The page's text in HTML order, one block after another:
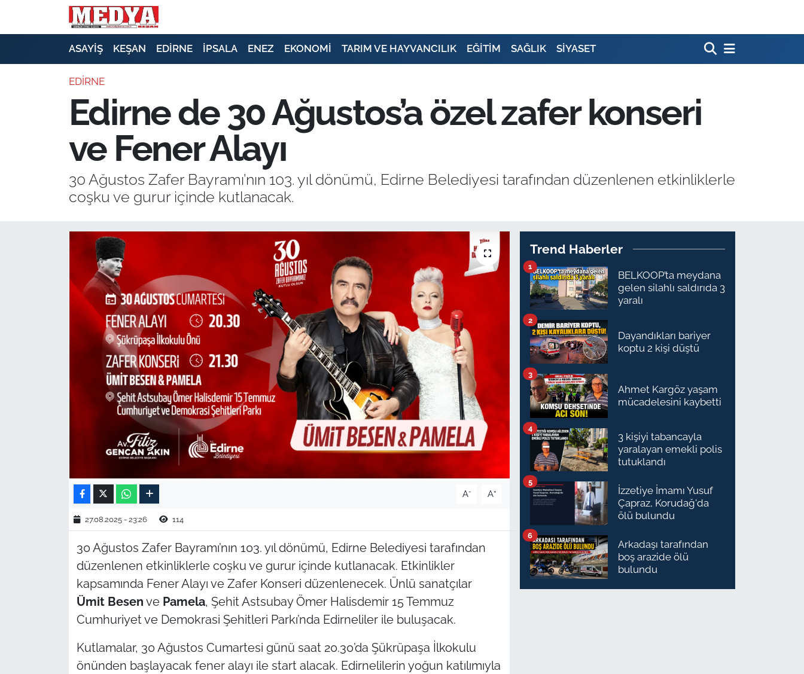
ASAYİŞ KEŞAN EDİRNE İPSALA ENEZ EKONOMİ TARIM VE HAYVANCILIK EĞİTİM SAĞLIK SİYASET
EDİRNE
Edirne de 30 Ağustos’a özel zafer konseri
ve Fener Alayı
30 Ağustos Zafer Bayramı’nın 103. yıl dönümü, Edirne Belediyesi tarafından düzenlenen etkinliklerle
coşku ve gurur içinde kutlanacak.
A- A+
27.08.2025 - 23:26 114
30 Ağustos Zafer Bayramı’nın 103. yıl dönümü, Edirne Belediyesi tarafından
düzenlenen etkinliklerle coşku ve gurur içinde kutlanacak. Etkinlikler
kapsamında Fener Alayı ve Zafer Konseri düzenlenecek. Ünlü sanatçılar
Ümit Besen ve Pamela, Şehit Astsubay Ömer Halisdemir 15 Temmuz
Cumhuriyet ve Demokrasi Şehitleri Parkı’nda Edirneliler ile buluşacak.
Kutlamalar, 30 Ağustos Cumartesi günü saat 20.30’da Şükrüpaşa İlkokulu
önünden başlayacak fener alayı ile start alacak. Edirnelilerin yoğun katılımıyla
Trend Haberler
BELKOOP’ta meydana
gelen silahlı saldırıda 3
yaralı
1
Dayandıkları bariyer
koptu 2 kişi düştü
2
Ahmet Kargöz yaşam
mücadelesini kaybetti
3
3 kişiyi tabancayla
yaralayan emekli polis
tutuklandı
4
İzzetiye İmamı Yusuf
Çapraz, Korudağ'da
ölü bulundu
5
Arkadaşı tarafından
boş arazide ölü
bulundu
6
E-GAZETE
EKONOMİ
SAĞLIK
TARIM VE HAYVANCILIK
KÜLTÜR SANAT
KIRKLARELİ
ÇANAKKALE
TÜRKİYE